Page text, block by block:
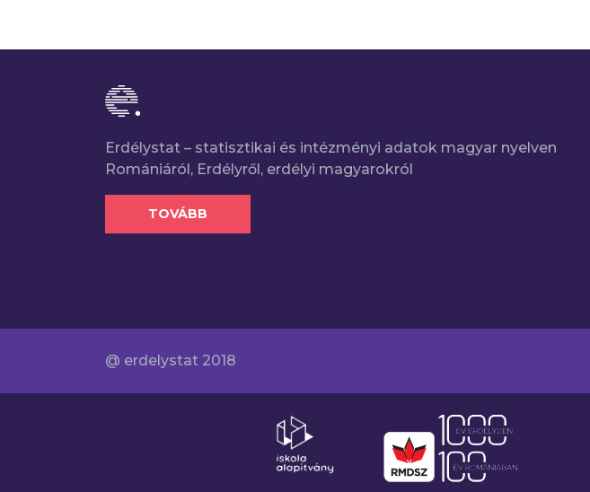
Erdélystat – statisztikai és intézményi adatok magyar nyelven
Romániáról, Erdélyről, erdélyi magyarokról
TOVÁBB
@ erdelystat 2018